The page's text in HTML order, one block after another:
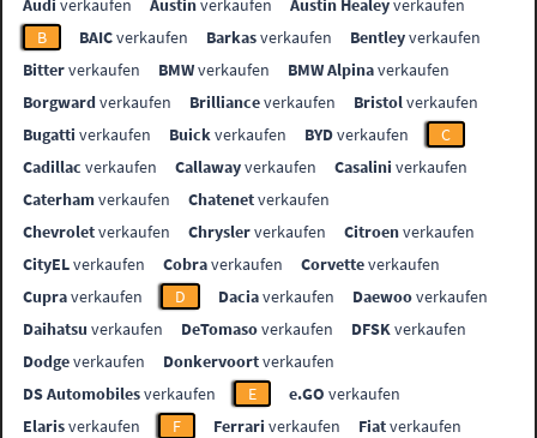
Audi verkaufen Austinverkaufen Austin Healeyverkaufen
B
BAICverkaufen Barkasverkaufen Bentleyverkaufen
Bitterverkaufen BMWverkaufen BMW Alpinaverkaufen
Borgwardverkaufen Brillianceverkaufen Bristolverkaufen
Bugatti verkaufen Buickverkaufen BYDverkaufen
C
Cadillac verkaufen Callawayverkaufen Casalini verkaufen
Caterhamverkaufen Chatenetverkaufen
Chevroletverkaufen Chryslerverkaufen Citroenverkaufen
CityELverkaufen Cobraverkaufen Corvetteverkaufen
Cupraverkaufen D Daciaverkaufen Daewooverkaufen
Daihatsu verkaufen DeTomasoverkaufen DFSKverkaufen
Dodgeverkaufen Donkervoortverkaufen
DS Automobilesverkaufen E e.GO verkaufen
Elarisverkaufen F Ferrari verkaufen Fiatverkaufen